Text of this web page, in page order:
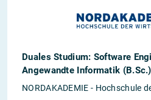
Duales Studium: Software
Angewandte Informatik
NORDAKADEMIE - Hochschule